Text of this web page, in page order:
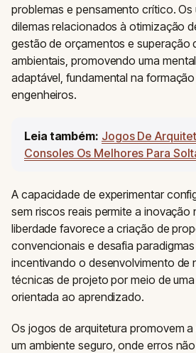
problemas e pensamento crítico. Os
dilemas relacionados à otimização
gestão de orçamentos e superação
ambientais, promovendo uma
adaptável, fundamental na
engenheiros.
Leia também: Jogos De
Consoles Os Melhores Para
A capacidade de experimentar
sem riscos reais permite a inovação
liberdade favorece a criação de
convencionais e desafia
incentivando o desenvolvimento de
técnicas de projeto por meio de
orientada ao aprendizado.
Os jogos de arquitetura promovem
um ambiente seguro, onde erros